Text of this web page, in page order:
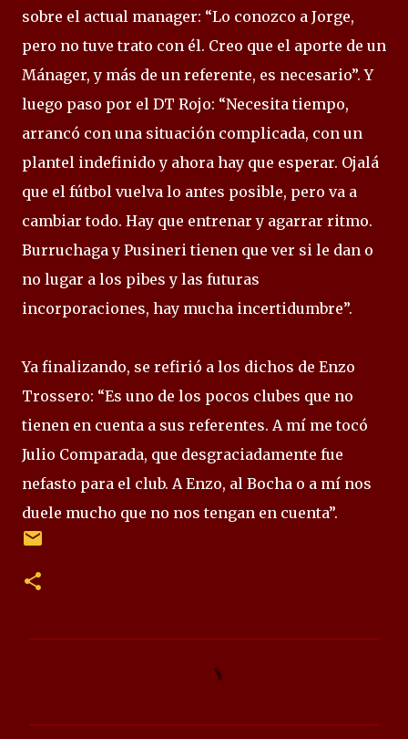
sobre el actual manager: “Lo conozco a Jorge,
pero no tuve trato con él. Creo que el aporte de un
Mánager, y más de un referente, es necesario”. Y
luego paso por el DT Rojo: “Necesita tiempo,
arrancó con una situación complicada, con un
plantel indefinido y ahora hay que esperar. Ojalá
que el fútbol vuelva lo antes posible, pero va a
cambiar todo. Hay que entrenar y agarrar ritmo.
Burruchaga y Pusineri tienen que ver si le dan o
no lugar a los pibes y las futuras
incorporaciones, hay mucha incertidumbre”.
Ya finalizando, se refirió a los dichos de Enzo
Trossero: “Es uno de los pocos clubes que no
tienen en cuenta a sus referentes. A mí me tocó
Julio Comparada, que desgraciadamente fue
nefasto para el club. A Enzo, al Bocha o a mí nos
duele mucho que no nos tengan en cuenta”.